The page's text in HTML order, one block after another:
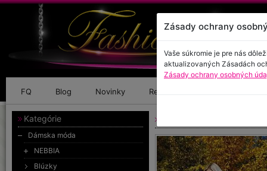
FQ Blog Novinky Referencie
Kategórie
Dámska móda
NEBBIA
Blúzky
Zásady ochrany
Vaše súkromie je pre nás
aktualizovaných Zásadách
Zásady ochrany osobných